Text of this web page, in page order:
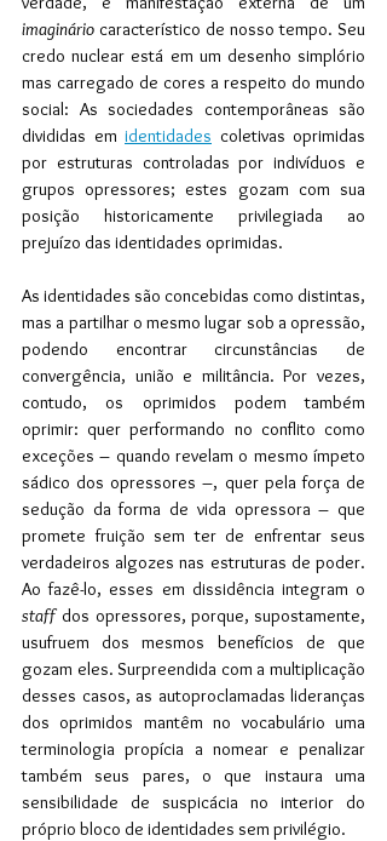
imaginário característico de nosso tempo. Seu
credo nuclear está em um desenho simplório
mas carregado de cores a respeito do mundo
social: As sociedades contemporâneas são
divididas em identidades coletivas oprimidas
por estruturas controladas por indivíduos e
grupos opressores; estes gozam com sua
posição historicamente privilegiada ao
prejuízo das identidades oprimidas.
As identidades são concebidas como distintas,
mas a partilhar o mesmo lugar sob a opressão,
podendo encontrar circunstâncias de
convergência, união e militância. Por vezes,
contudo, os oprimidos podem também
oprimir: quer performando no conflito como
exceções – quando revelam o mesmo ímpeto
sádico dos opressores –, quer pela força de
sedução da forma de vida opressora – que
promete fruição sem ter de enfrentar seus
verdadeiros algozes nas estruturas de poder.
Ao fazê-lo, esses em dissidência integram o
staff dos opressores, porque, supostamente,
usufruem dos mesmos benefícios de que
gozam eles. Surpreendida com a multiplicação
desses casos, as autoproclamadas lideranças
dos oprimidos mantêm no vocabulário uma
terminologia propícia a nomear e penalizar
também seus pares, o que instaura uma
sensibilidade de suspicácia no interior do
próprio bloco de identidades sem privilégio.